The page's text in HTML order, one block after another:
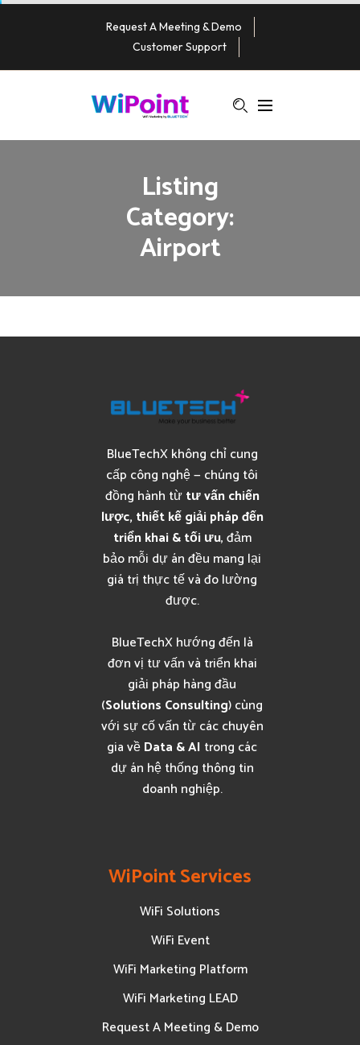
Request A Meeting & Demo
Customer Support
Listing
Category:
Airport
BlueTechX không chỉ cung
cấp công nghệ — chúng tôi
đồng hành từtư vấn chiến
lược, thiết kế giải pháp đến
triển khai & tối ưu, đảm
bảo mỗi dự án đều mang lại
giá trị thực tế và đo lường
được.
BlueTechX hướng đến là
đơn vị tư vấn và triển khai
giải pháp hàng đầu
(Solutions Consulting) cùng
với sự cố vấn từ các chuyên
gia vềData & AI trong các
dự án hệ thống thông tin
doanh nghiệp.
WiPoint Services
WiFi Solutions
WiFi Event
WiFi Marketing Platform
WiFi Marketing LEAD
Request A Meeting & Demo